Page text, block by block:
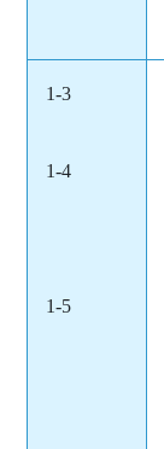
1-3
1-4
1-5